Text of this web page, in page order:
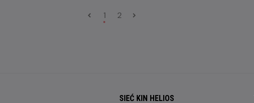
1 2
SIEĆ KIN HELIOS